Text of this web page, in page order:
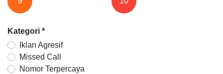
Kategori *
Iklan Agresif
Missed Call
Nomor Terpercaya